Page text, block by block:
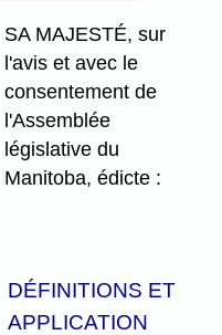
SA MAJESTÉ, sur
l'avis et avec le
consentement de
l'Assemblée
législative du
Manitoba, édicte :
DÉFINITIONS ET
APPLICATION